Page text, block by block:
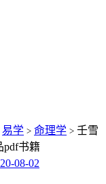
易学 > 命理学 > 壬雪
pdf书籍
08-02